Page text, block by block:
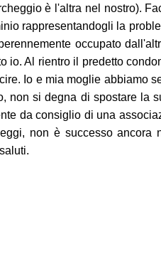
è l'altra nel nostro).
rappresentandogli la
occupato
Al rientro il predetto
Io e mia moglie abbiamo
si degna di spostare la
da consiglio di una
non è successo ancora